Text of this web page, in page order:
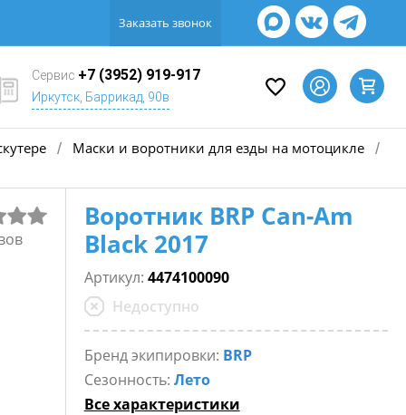
Заказать звонок
Сервис +7 (3952) 919-917
Иркутск, Баррикад, 90в
/ Маски и воротники для езды на мотоцикле /
Воротник BRP Can-Am
Black 2017
Артикул: 4474100090
Недоступно
Бренд экипировки: BRP
Сезонность: Лето
Все характеристики